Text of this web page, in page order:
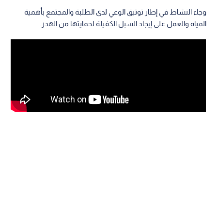
وجاء النشاط في إطار توثيق الوعي لدى الطلبة والمجتمع بأهمية
المياه والعمل على إيجاد السبل الكفيلة لحمايتها من الهدر.